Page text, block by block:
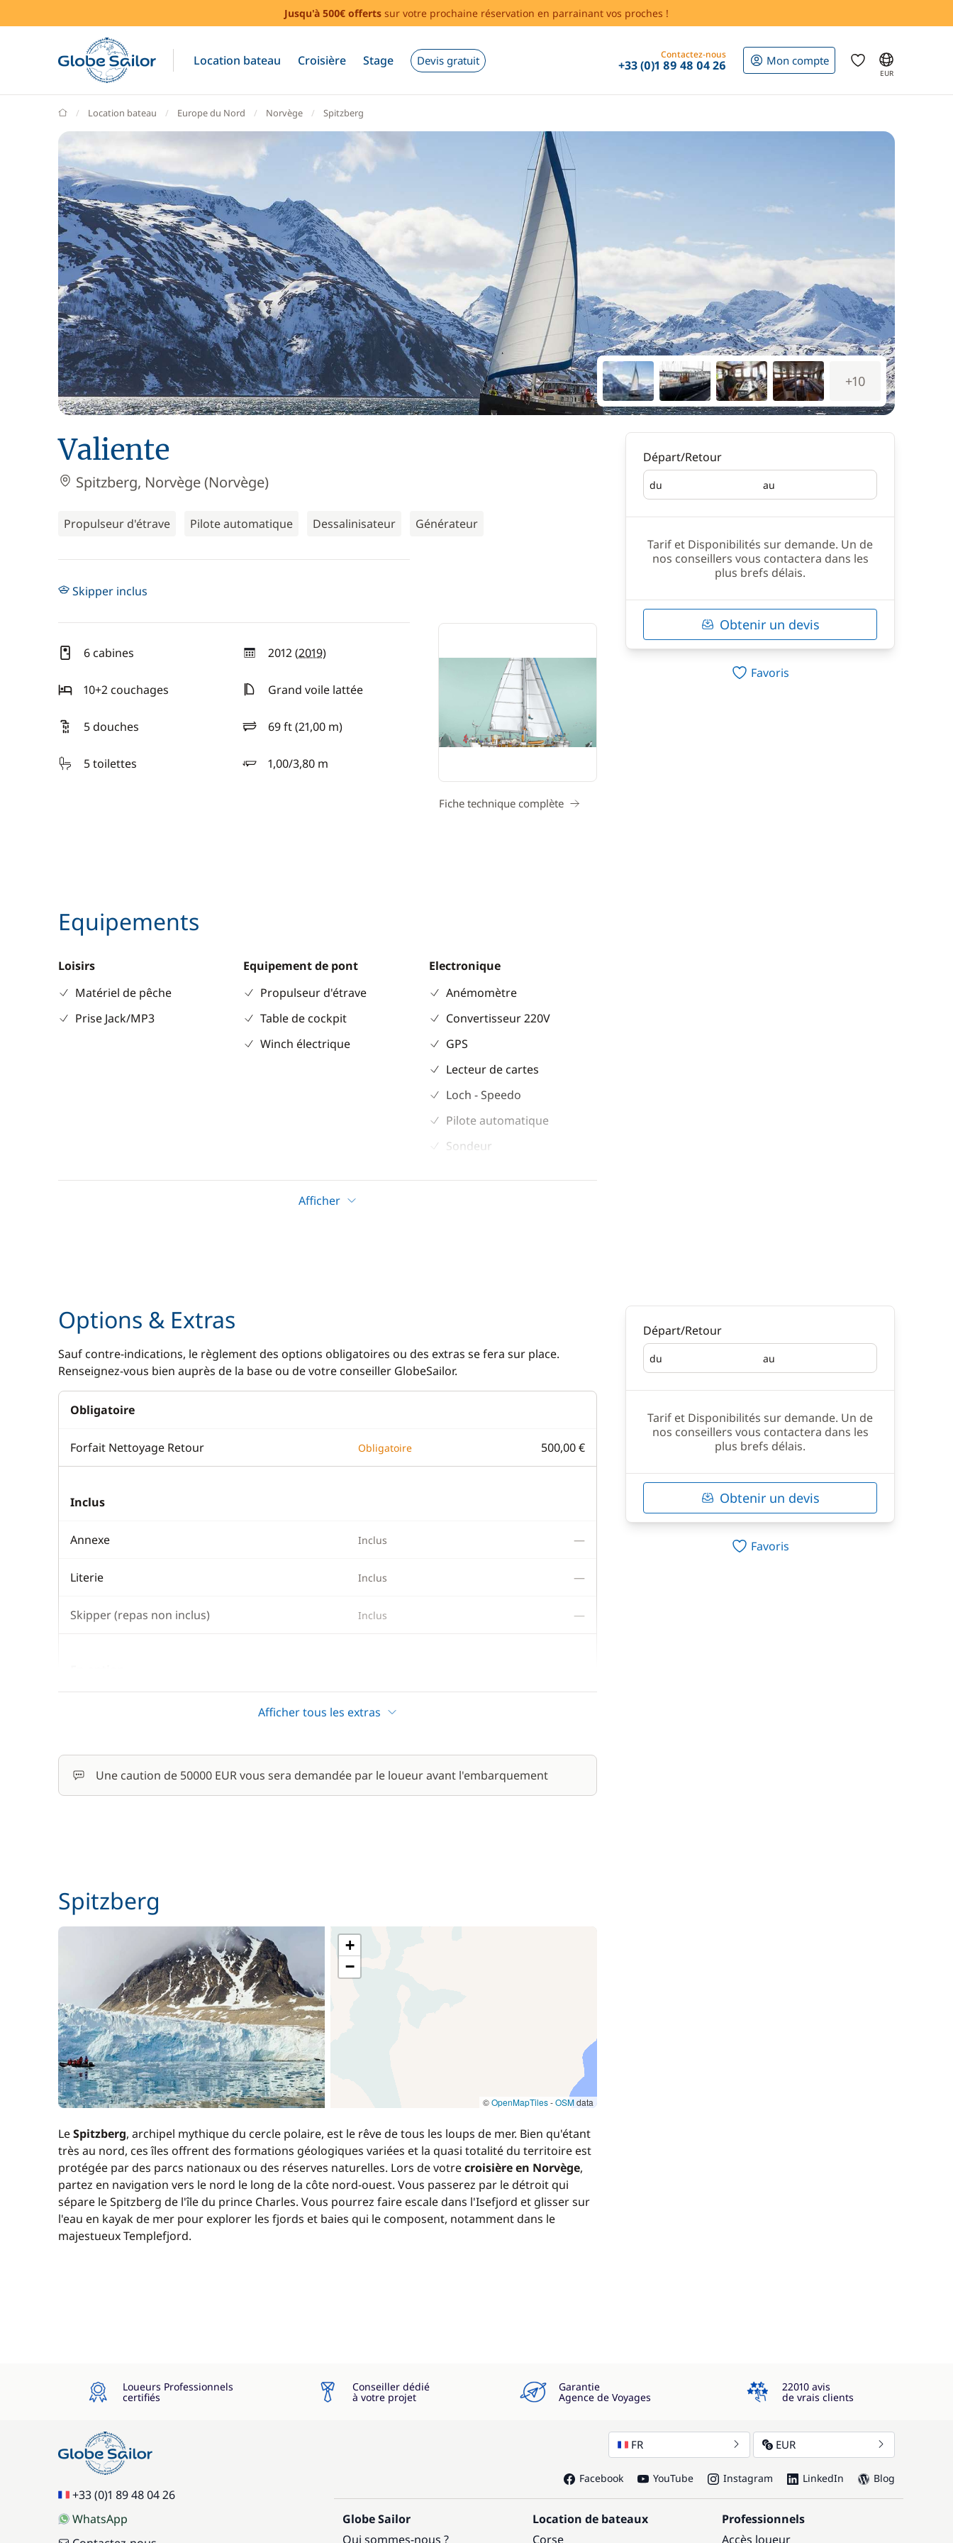
Jusqu'à 500€ offerts sur votre prochaine réservation en parrainant vos proches !
Location bateau Croisière Stage Devis gratuit Contactez-nous
+33 (0)1 89 48 04 26 Mon compte
EUR
GlobeSailor
Location bateau Europe du Nord Norvège Spitzberg
+10
Valiente
Spitzberg, Norvège (Norvège)
Propulseur d'étrave Pilote automatique Dessalinisateur Générateur
Skipper inclus
6 cabines 2012 (2019)
année
10+2 couchages
Grand voile lattée
5 douches 69 ft (21,00 m)
longueur
5 toilettes
1,00/3,80 m
tirant d'eau
Fiche technique complète
Equipements
Loisirs
Matériel de pêche
Prise Jack/MP3
Equipement de pont
Propulseur d'étrave
Table de cockpit
Winch électrique
Electronique
Anémomètre
Convertisseur 220V
GPS
Lecteur de cartes
Loch - Speedo
Pilote automatique
Sondeur
Réfrigérateur
Lave Linge
WC électrique
Afficher
Départ/Retour
du
Départ au
Retour
Tarif et Disponibilités sur demande. Un de
nos conseillers vous contactera dans les
plus brefs délais.
Obtenir un devis
Favoris
Options & Extras
Sauf contre-indications, le règlement des options obligatoires ou des extras se fera sur place.
Renseignez-vous bien auprès de la base ou de votre conseiller GlobeSailor.
Obligatoire
Forfait Nettoyage Retour Obligatoire 500,00 €
Inclus
Annexe Inclus —
Literie Inclus —
Skipper (repas non inclus) Inclus —
1 850,00 €
/ personne / semaine
Afficher tous les extras
Une caution de 50000 EUR vous sera demandée par le loueur avant l'embarquement
Spitzberg
+
−
©OpenMapTiles-OSMdata
LeSpitzberg, archipel mythique du cercle polaire, est le rêve de tous les loups de mer. Bien qu'étant
très au nord, ces îles offrent des formations géologiques variées et la quasi totalité du territoire est
protégée par des parcs nationaux ou des réserves naturelles. Lors de votrecroisière en Norvège,
partez en navigation vers le nord le long de la côte nord-ouest. Vous passerez par le détroit qui
sépare le Spitzberg de l'île du prince Charles. Vous pourrez faire escale dans l'Isefjord et glisser sur
l'eau en kayak de mer pour explorer les fjords et baies qui le composent, notamment dans le
majestueux Templefjord.
Départ/Retour
du
Départ au
Retour
Tarif et Disponibilités sur demande. Un de
nos conseillers vous contactera dans les
plus brefs délais.
Obtenir un devis
Favoris
Loueurs Professionnels
certifiés
Conseiller dédié
à votre projet
Garantie
Agence de Voyages
4.3
22010 avis
de vrais clients
+33 (0)1 89 48 04 26
WhatsApp
FR EUR
Facebook YouTube Instagram LinkedIn Blog
Globe Sailor
Qui sommes-nous ?
Location de bateaux
Corse
Professionnels
Accès loueur